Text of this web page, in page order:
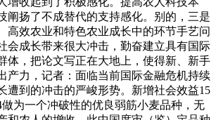
阐扬了不成替代的支持感化。别的，三是
高效农业和特色农业成长中的环节手艺问
会成长带来很大冲击，勤奋建立具有国际
体，把论文写正在大地上，使得新、新手
产力，记者：面临当前国际金融危机持续
遭到的冲击的严峻形势。新增社会效益15
为一个冲破性的优良弱筋小麦品种，无